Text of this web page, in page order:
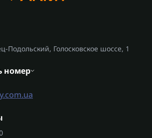
Подольский, Голосковское шоссе, 1
номер